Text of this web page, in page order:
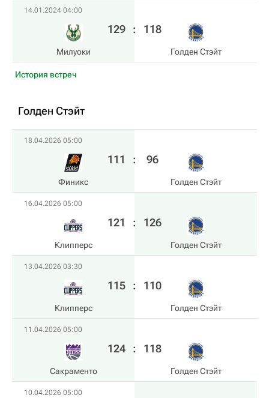
14.01.2024 04:00
Милуоки
129 : 118
Голден Стэйт
История встреч
Голден Стэйт
18.04.2026 05:00
Финикс
111 : 96
Голден Стэйт
16.04.2026 05:00
Клипперс
121 : 126
Голден Стэйт
13.04.2026 03:30
Клипперс
115 : 110
Голден Стэйт
11.04.2026 05:00
Сакраменто
124 : 118
Голден Стэйт
10.04.2026 05:00